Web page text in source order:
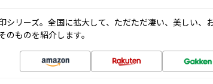
シリーズ。全国に拡大して、ただただ凄い、美しい、
のものを紹介します。